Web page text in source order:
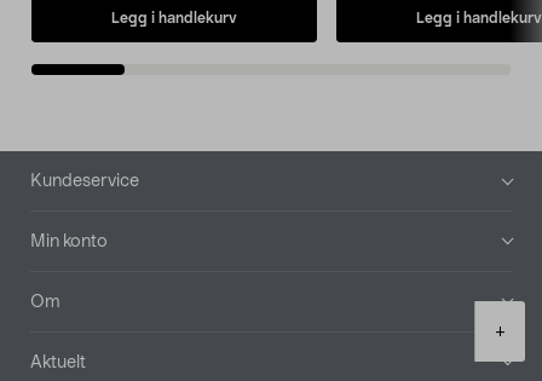
+
Legg i handlekurv Legg i handlekurv
Bunntekst
Kundeservice
Min konto
Om
Aktuelt